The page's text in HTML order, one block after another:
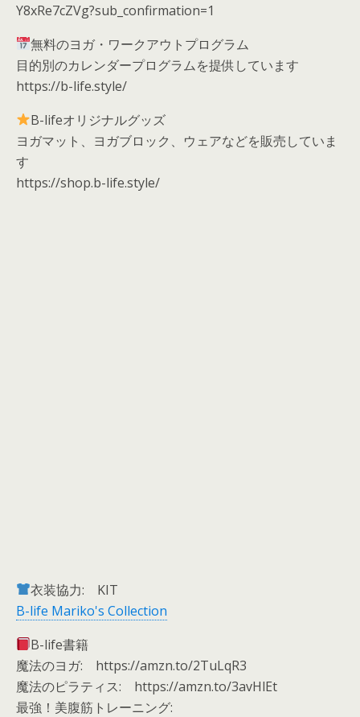
Y8xRe7cZVg?sub_confirmation=1
無料のヨガ・ワークアウトプログラム
目的別のカレンダープログラムを提供しています
https://b-life.style/
B-lifeオリジナルグッズ
ヨガマット、ヨガブロック、ウェアなどを販売していま
す
https://shop.b-life.style/
衣装協力: KIT
B-life Mariko's Collection
B-life書籍
魔法のヨガ: https://amzn.to/2TuLqR3
魔法のピラティス: https://amzn.to/3avHlEt
最強！美腹筋トレーニング: